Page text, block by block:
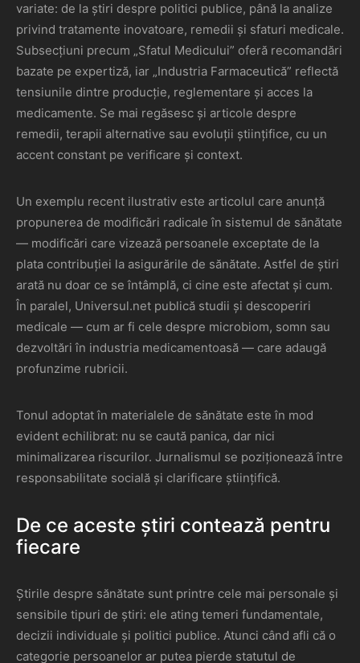
variate: de la știri despre politici publice, până la analize
privind tratamente inovatoare, remedii și sfaturi medicale.
Subsecțiuni precum „Sfatul Medicului” oferă recomandări
bazate pe expertiză, iar „Industria Farmaceutică” reflectă
tensiunile dintre producție, reglementare și acces la
medicamente. Se mai regăsesc și articole despre
remedii, terapii alternative sau evoluții științifice, cu un
accent constant pe verificare și context.
Un exemplu recent ilustrativ este articolul care anunță
propunerea de modificări radicale în sistemul de sănătate
— modificări care vizează persoanele exceptate de la
plata contribuției la asigurările de sănătate. Astfel de știri
arată nu doar ce se întâmplă, ci cine este afectat și cum.
În paralel, Universul.net publică studii și descoperiri
medicale — cum ar fi cele despre microbiom, somn sau
dezvoltări în industria medicamentoasă — care adaugă
profunzime rubricii.
Tonul adoptat în materialele de sănătate este în mod
evident echilibrat: nu se caută panica, dar nici
minimalizarea riscurilor. Jurnalismul se poziționează între
responsabilitate socială și clarificare științifică.
De ce aceste știri contează pentru
fiecare
Știrile despre sănătate sunt printre cele mai personale și
sensibile tipuri de știri: ele ating temeri fundamentale,
decizii individuale și politici publice. Atunci când afli că o
categorie persoanelor ar putea pierde statutul de